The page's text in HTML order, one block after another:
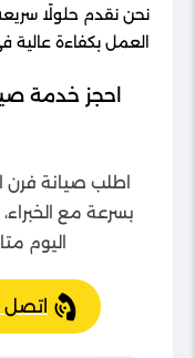
نحن نقدم حلولًا
العمل بكفاءة
احجز خدمة
اطلب صيانة فرن
بسرعة مع
اليوم
اتصل